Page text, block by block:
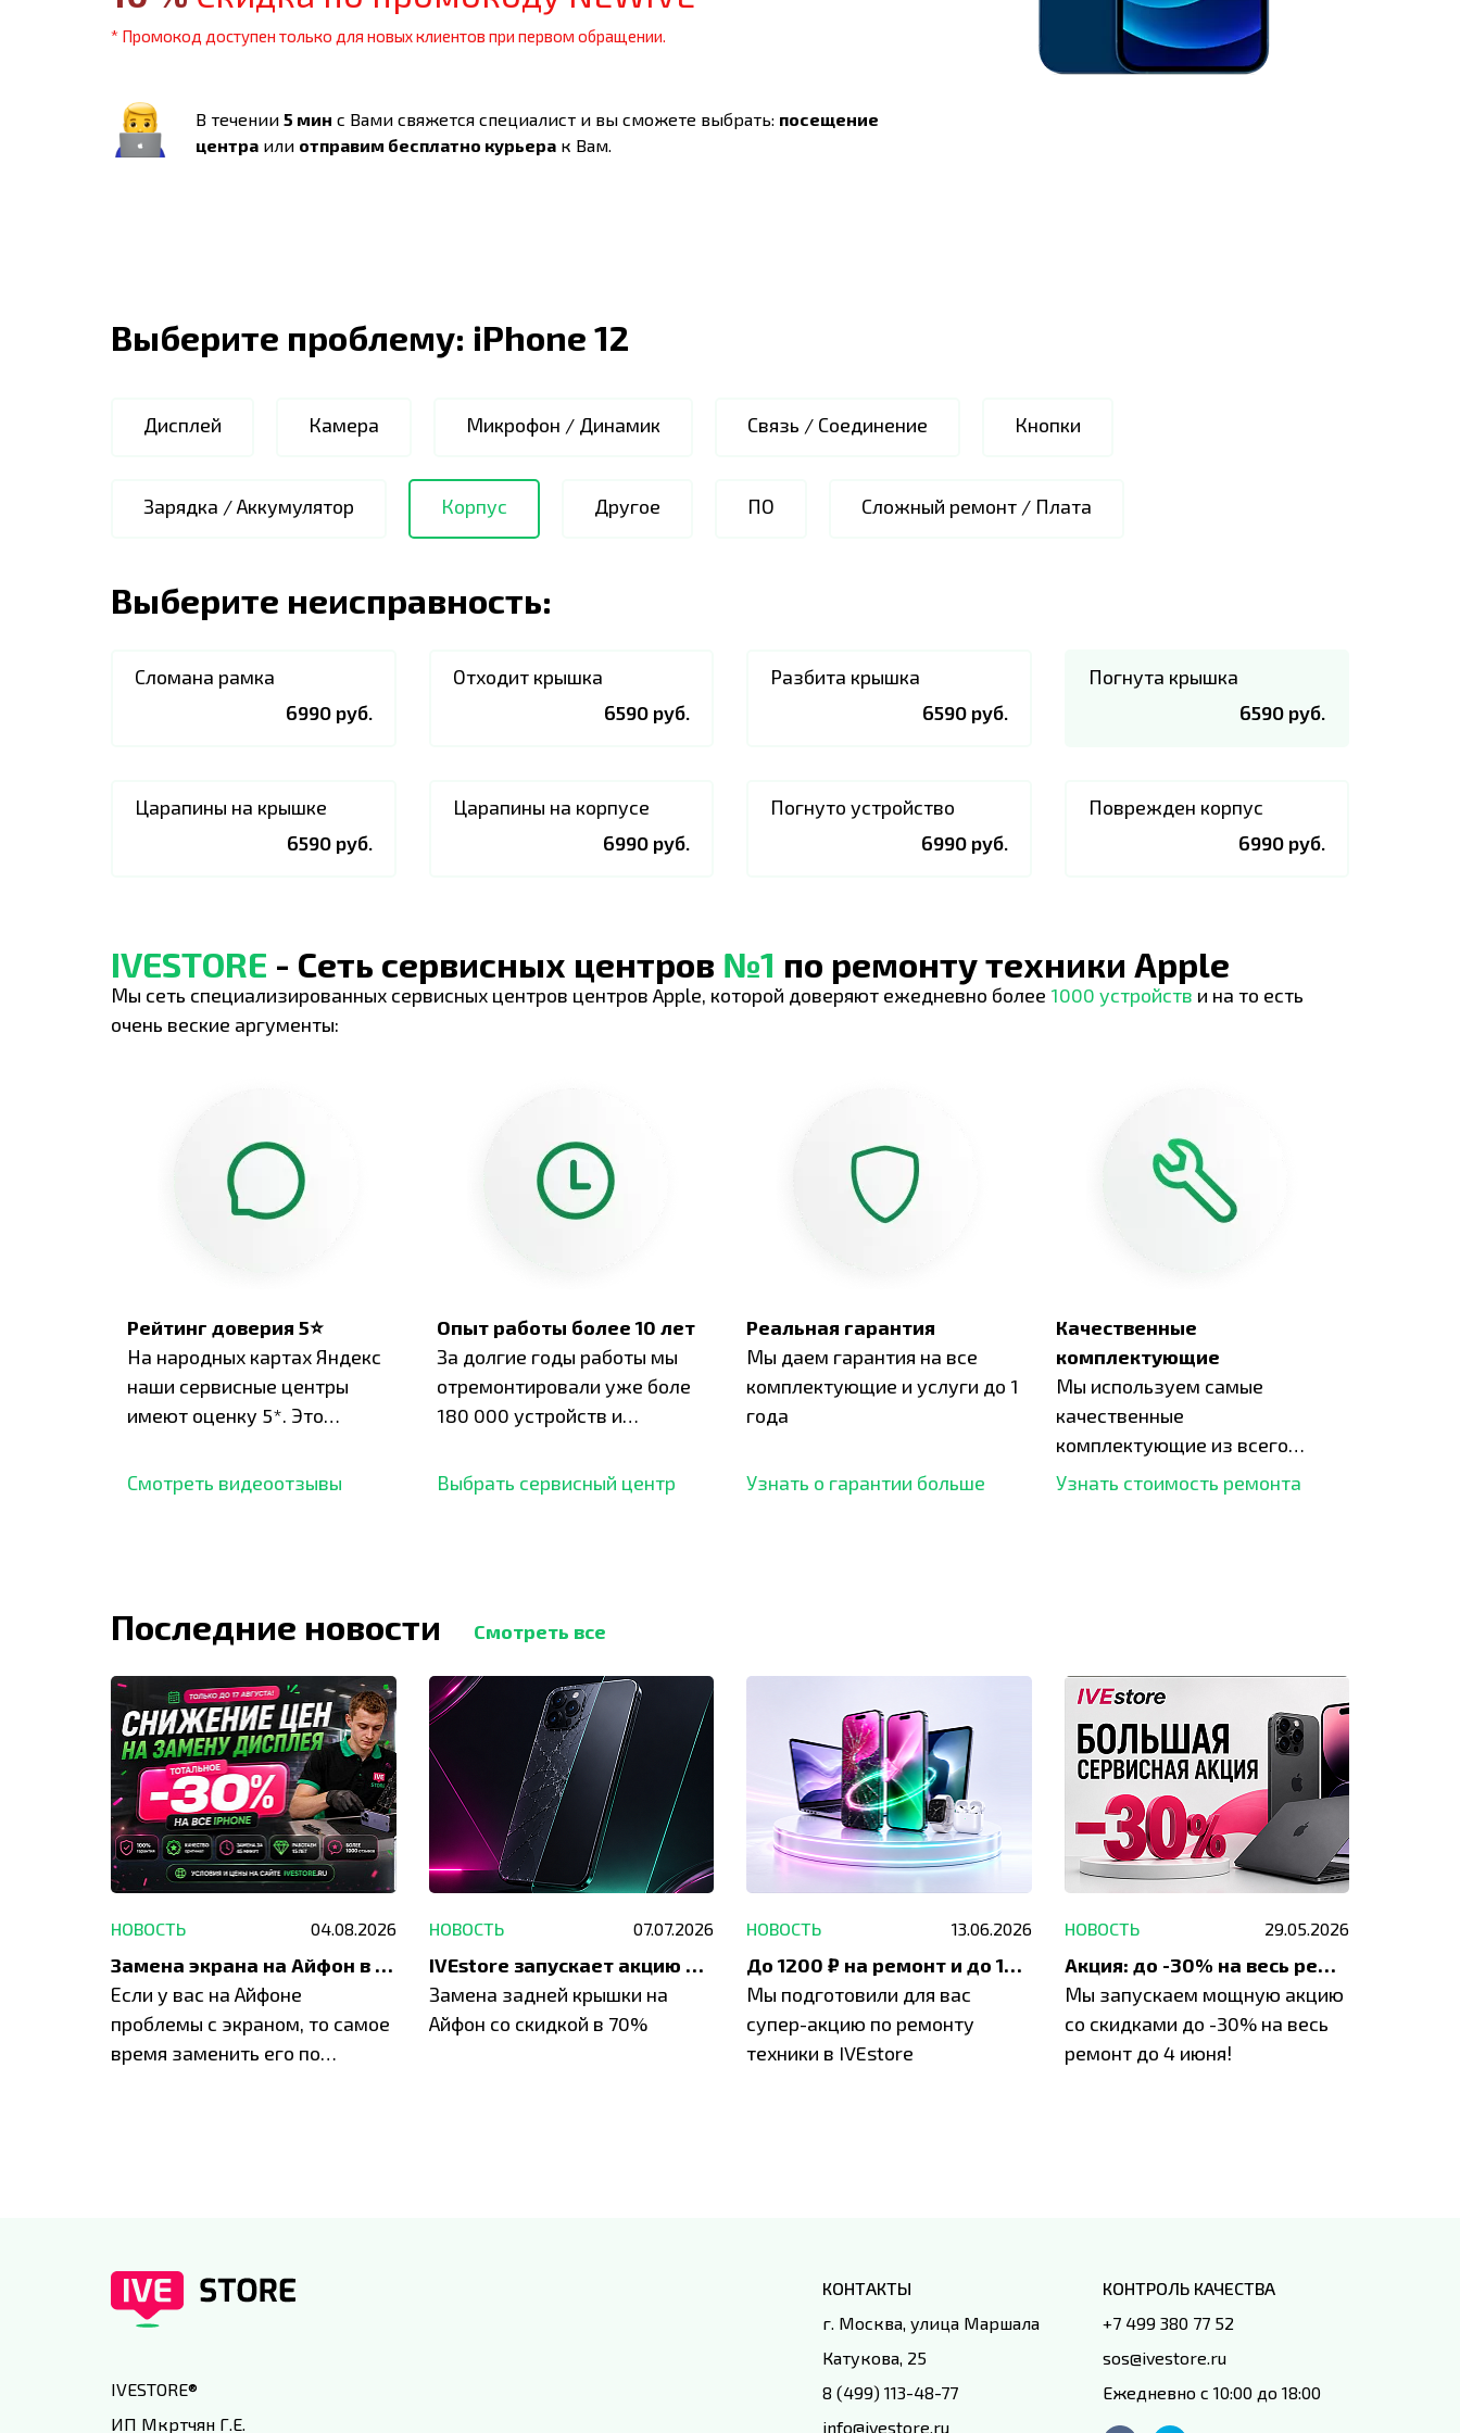
* Промокод доступен только для новых клиентов при первом обращении.
В течении 5 мин с Вами свяжется специалист и вы сможете выбрать: посещение
центра или отправим бесплатно курьера к Вам.
Выберите проблему: iPhone 12
Дисплей Камера Микрофон / Динамик Связь / Соединение Кнопки
Зарядка / Аккумулятор Корпус Другое ПО Сложный ремонт / Плата
Выберите неисправность:
Сломана рамка
6990 руб.
Отходит крышка
6590 руб.
Разбита крышка
6590 руб.
Погнута крышка
6590 руб.
Царапины на крышке
6590 руб.
Царапины на корпусе
6990 руб.
Погнуто устройство
6990 руб.
Поврежден корпус
6990 руб.
IVESTORE - Сеть сервисных центров №1 по ремонту техники Apple
Мы сеть специализированных сервисных центров центров Apple, которой доверяют ежедневно более 1000 устройств и на то есть
очень веские аргументы:
Рейтинг доверия 5⭐
На народных картах Яндекс
наши сервисные центры
имеют оценку 5*. Это
отзывов,
Смотреть видеоотзывы
Опыт работы более 10 лет
За долгие годы работы мы
отремонтировали уже боле
180 000 устройств и
опыт.
Выбрать сервисный центр
Реальная гарантия
Мы даем гарантия на все
комплектующие и услуги до 1
года
Узнать о гарантии больше
Качественные
комплектующие
Мы используем самые
качественные
комплектующие из всего
рынка и используем самое
Узнать стоимость ремонта
Последние новости Смотреть все
НОВОСТЬ 04.08.2026
Замена экрана на Айфон в Москве и Балашихе
Если у вас на Айфоне
проблемы с экраном, то самое
время заменить его по
НОВОСТЬ 07.07.2026
IVEstore запускает акцию на замену заднего стекла
Замена задней крышки на
Айфон со скидкой в 70%
НОВОСТЬ 13.06.2026
До 1200 ₽ на ремонт и до 1500 ₽ на покупку техники Apple
Мы подготовили для вас
супер-акцию по ремонту
техники в IVEstore
НОВОСТЬ 29.05.2026
Акция: до -30% на весь ремонт техники Apple
Мы запускаем мощную акцию
со скидками до -30% на весь
ремонт до 4 июня!
IVESTORE®
ИП Мкртчян Г.Е.
КОНТАКТЫ
г. Москва, улица Маршала
Катукова, 25
8 (499) 113-48-77
info@ivestore.ru
КОНТРОЛЬ КАЧЕСТВА
+7 499 380 77 52
sos@ivestore.ru
Ежедневно с 10:00 до 18:00